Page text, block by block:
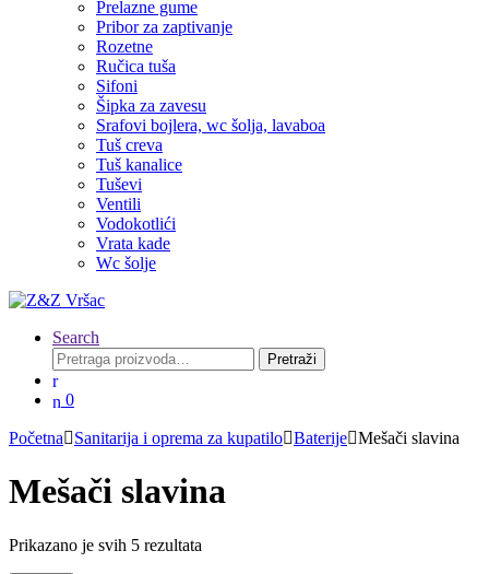
Prelazne gume
Pribor za zaptivanje
Rozetne
Ručica tuša
Sifoni
Šipka za zavesu
Srafovi bojlera, wc šolja, lavaboa
Tuš creva
Tuš kanalice
Tuševi
Ventili
Vodokotlići
Vrata kade
Wc šolje
Search
Pretraga
za:
Pretraži
0
Početna Sanitarija i oprema za kupatilo Baterije Mešači slavina
Mešači slavina
Prikazano je svih 5 rezultata